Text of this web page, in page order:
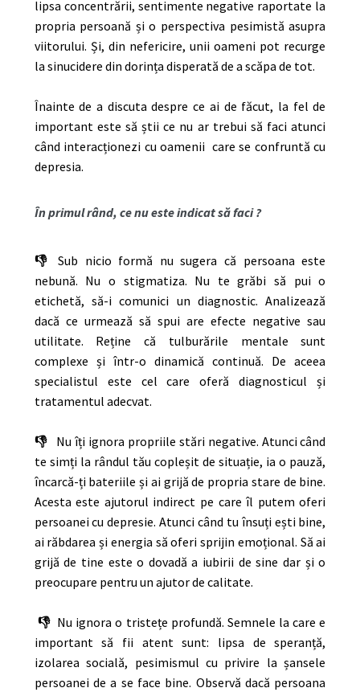
lipsa concentrării, sentimente negative raportate la
propria persoană și o perspectiva pesimistă asupra
viitorului. Și, din nefericire, unii oameni pot recurge
la sinucidere din dorința disperată de a scăpa de tot.
Înainte de a discuta despre ce ai de făcut, la fel de
important este să știi ce nu ar trebui să faci atunci
când interacționezi cu oamenii care se confruntă cu
depresia.
În primul rând, ce nu este indicat să faci ?
👎 Sub nicio formă nu sugera că persoana este
nebună. Nu o stigmatiza. Nu te grăbi să pui o
etichetă, să-i comunici un diagnostic. Analizează
dacă ce urmează să spui are efecte negative sau
utilitate. Reține că tulburările mentale sunt
complexe și într-o dinamică continuă. De aceea
specialistul este cel care oferă diagnosticul și
tratamentul adecvat.
👎 Nu îți ignora propriile stări negative. Atunci când
te simți la rândul tău copleșit de situație, ia o pauză,
încarcă-ți bateriile și ai grijă de propria stare de bine.
Acesta este ajutorul indirect pe care îl putem oferi
persoanei cu depresie. Atunci când tu însuți ești bine,
ai răbdarea și energia să oferi sprijin emoțional. Să ai
grijă de tine este o dovadă a iubirii de sine dar și o
preocupare pentru un ajutor de calitate.
👎 Nu ignora o tristețe profundă. Semnele la care e
important să fii atent sunt: lipsa de speranță,
izolarea socială, pesimismul cu privire la șansele
persoanei de a se face bine. Observă dacă persoana